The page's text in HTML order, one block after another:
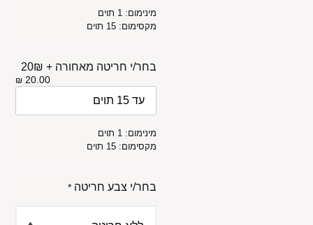
מינימום: 1 תוים
מקסימום: 15 תוים
בחר/י חריטה מאחורה + 20₪
20.00
₪
מינימום: 1 תוים
מקסימום: 15 תוים
בחר/י צבע חריטה *